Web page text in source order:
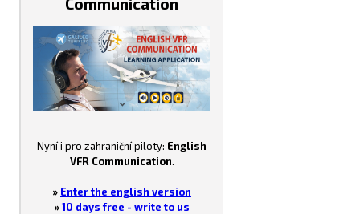
Nyní i pro zahraniční piloty: English
VFR Communication.
» Enter the english version
»10 days free - write to us